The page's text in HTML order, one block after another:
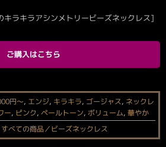
ラキラアシンメトリービーズネックレス]
ご購入はこちら
円〜, エンジ, キラキラ, ゴージャス, ネックレ
ー, ピンク, ペールトーン, ボリューム, 華やか
すべての商品／ビーズネックレス